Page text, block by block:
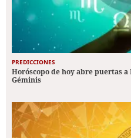
PREDICCIONES
Horóscopo de hoy abre puertas
Géminis